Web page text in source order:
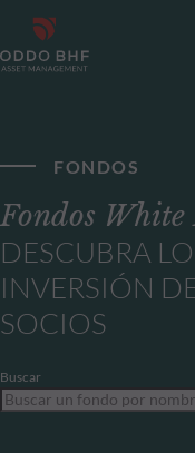
FONDOS
Fondos White
DESCUBRA
INVERSIÓN
SOCIOS
Buscar